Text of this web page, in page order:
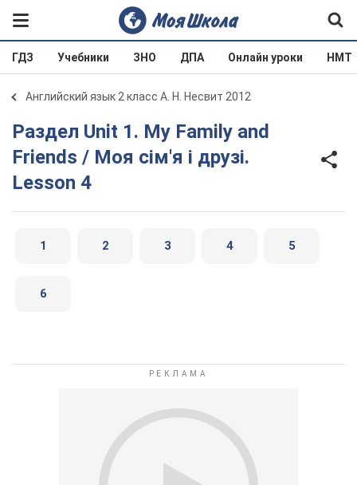
ГДЗ Учебники ЗНО ДПА Онлайн уроки НМТ
Английский язык 2 класс А. Н. Несвит 2012
Раздел Unit 1. My Family and
Friends / Моя сім'я і друзі.
Lesson 4
1 2 3 4 5
6